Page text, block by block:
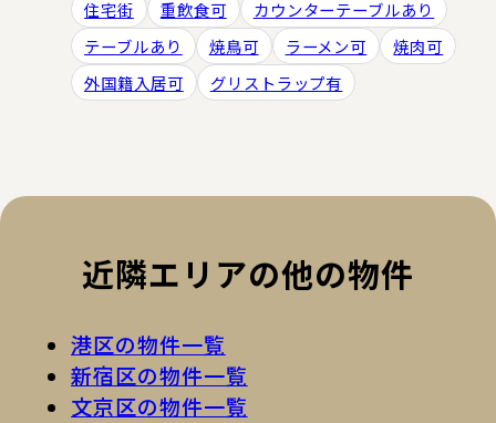
住宅街 重飲食可
カウンターテーブルあり
テーブルあり
焼鳥可 ラーメン可
焼肉可
外国籍入居可
グリストラップ有
近隣エリアの他の物件
港区の物件一覧
新宿区の物件一覧
文京区の物件一覧